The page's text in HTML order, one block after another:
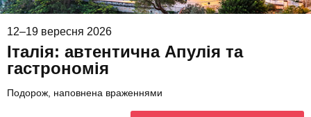
12–19 вересня 2026
Італія: автентична Апулія та
гастрономія
Подорож, наповнена враженнями